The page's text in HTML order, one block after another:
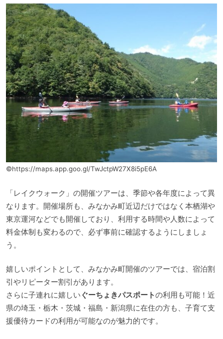
©https://maps.app.goo.gl/TwJctpW27X8i5pE6A
「レイクウォーク」の開催ツアーは、季節や各年度によって異
なります。開催場所も、みなかみ町近辺だけではなく本栖湖や
東京運河などでも開催しており、利用する時間や人数によって
料金体制も変わるので、必ず事前に確認するようにしましょ
う。
嬉しいポイントとして、みなかみ町開催のツアーでは、宿泊割
引やリピーター割引があります。
さらに子連れに嬉しい ぐーちょきパスポートの利用も可能！近
県の埼玉・栃木・茨城・福島・新潟県に在住の方も、子育て支
援優待カードの利用が可能なのが魅力的です。